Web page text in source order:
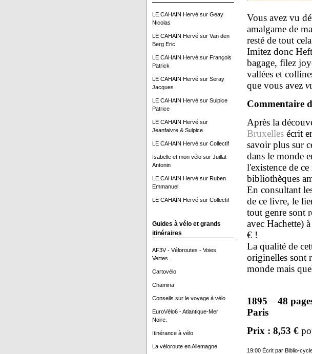
LE CAHAIN Hervésur Geay
Nicolas
LE CAHAIN Hervésur Van den
Berg Eric
LE CAHAIN Hervésur François
Patrick
LE CAHAIN Hervésur Seray
Jacques
LE CAHAIN Hervésur Sulpice
Patrice
LE CAHAIN Hervésur
Jeanfaivre & Sulpice
LE CAHAIN Hervésur Collectif
Isabelle et mon vélosur Juillat
Antonin
LE CAHAIN Hervésur Ruben
Emmanuel
LE CAHAIN Hervésur Collectif
Guides à vélo et grands
itinéraires
AF3V - Véloroutes - Voies
Vertes.
Cartovélo
Chamina
Conseils sur le voyage à vélo
EuroVélo6 - Atlantique-Mer
Noire.
Itinérance à vélo
La véloroute en Allemagne
Vous avez vu
amalgame de
resté de tout
Imitez donc
bagage, filez
vallées et
que vous avez
Commentaire
Après la
Bruxellesécrit
savoir plus sur
dans le monde
l'existence de
bibliothèques
En consultant
de ce livre, le
tout genre sont
avec Hachette)
€ !
La qualité de
originelles sont
monde mais
1895 – 48
Paris
Prix : 8,53 €
19:00 Écrit par Biblio-